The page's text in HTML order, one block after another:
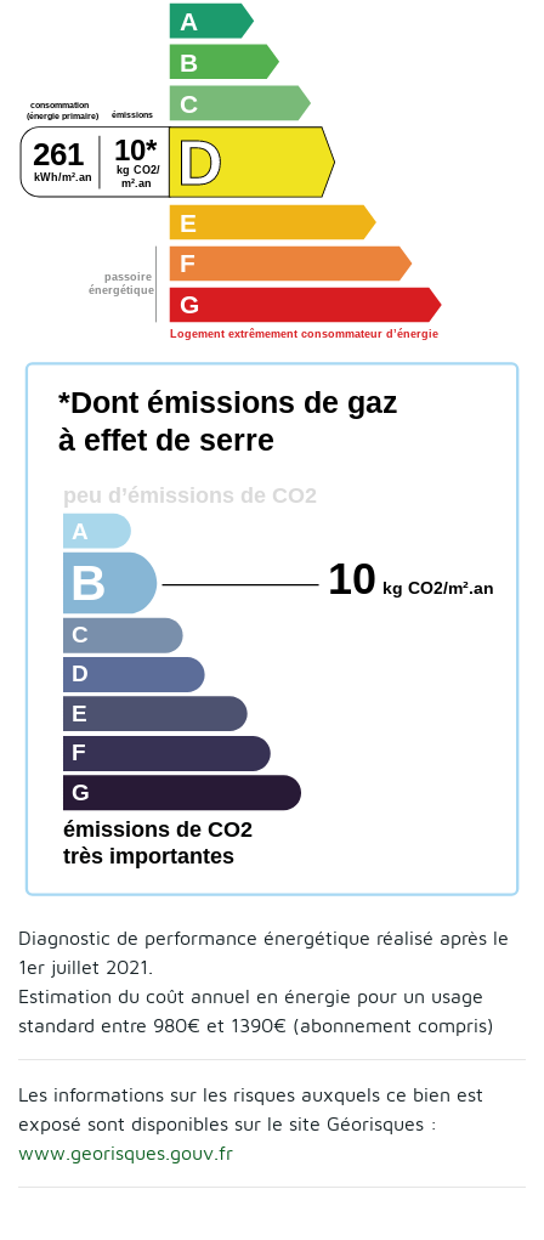
passoire
énergétique
consommation
(énergie primaire)
émissions
kg CO2/
m².an
kWh/m².an
261 10*
G
Logement extrêmement consommateur d’énergie
F
E
D
C
B
A
émissions de CO2
très importantes
*Dont émissions de gaz
à effet de serre
peu d’émissions de CO2
G
F
E
D
C
B 10 kg CO2/m².an
A
Diagnostic de performance énergétique réalisé après le
1er juillet 2021.
Estimation du coût annuel en énergie pour un usage
standard entre 980€ et 1390€ (abonnement compris)
Les informations sur les risques auxquels ce bien est
exposé sont disponibles sur le site Géorisques :
www.georisques.gouv.fr